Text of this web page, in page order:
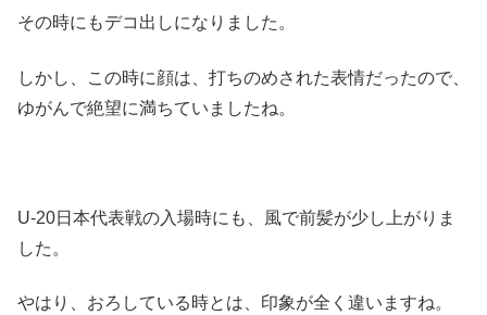
その時にもデコ出しになりました。
しかし、この時に顔は、打ちのめされた表情だったので、
ゆがんで絶望に満ちていましたね。
U-20日本代表戦の入場時にも、風で前髪が少し上がりま
した。
やはり、おろしている時とは、印象が全く違いますね。